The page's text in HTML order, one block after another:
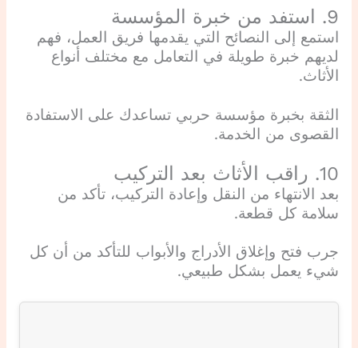
9. استفد من خبرة المؤسسة
استمع إلى النصائح التي يقدمها فريق العمل، فهم
لديهم خبرة طويلة في التعامل مع مختلف أنواع
الأثاث.
الثقة بخبرة مؤسسة حربي تساعدك على الاستفادة
القصوى من الخدمة.
10. راقب الأثاث بعد التركيب
بعد الانتهاء من النقل وإعادة التركيب، تأكد من
سلامة كل قطعة.
جرب فتح وإغلاق الأدراج والأبواب للتأكد من أن كل
شيء يعمل بشكل طبيعي.